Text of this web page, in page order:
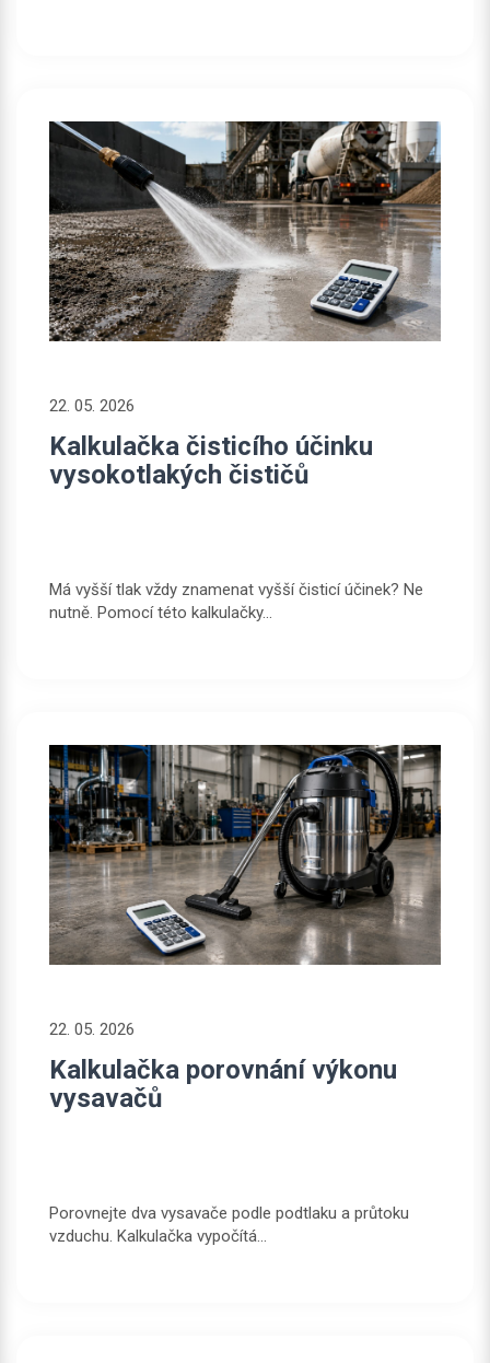
22. 05. 2026
Kalkulačka čisticího účinku
vysokotlakých čističů
Má vyšší tlak vždy znamenat vyšší čisticí účinek? Ne
nutně. Pomocí této kalkulačky...
22. 05. 2026
Kalkulačka porovnání výkonu
vysavačů
Porovnejte dva vysavače podle podtlaku a průtoku
vzduchu. Kalkulačka vypočítá...